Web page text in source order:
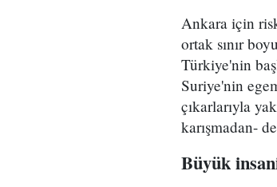
Ankara için
ortak sınır
Türkiye'nin
Suriye'nin
çıkarlarıyla
karışmadan-
Büyük